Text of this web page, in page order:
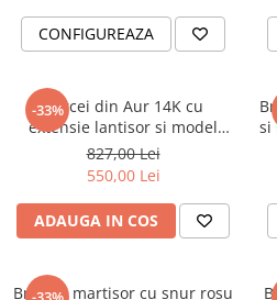
CONFIGUREAZA
-33%
Cercei din Aur 14K cu
extensie lantisor si model
pisica
827,00 Lei
550,00 Lei
ADAUGA IN COS
si
Bratara martisor cu snur rosu